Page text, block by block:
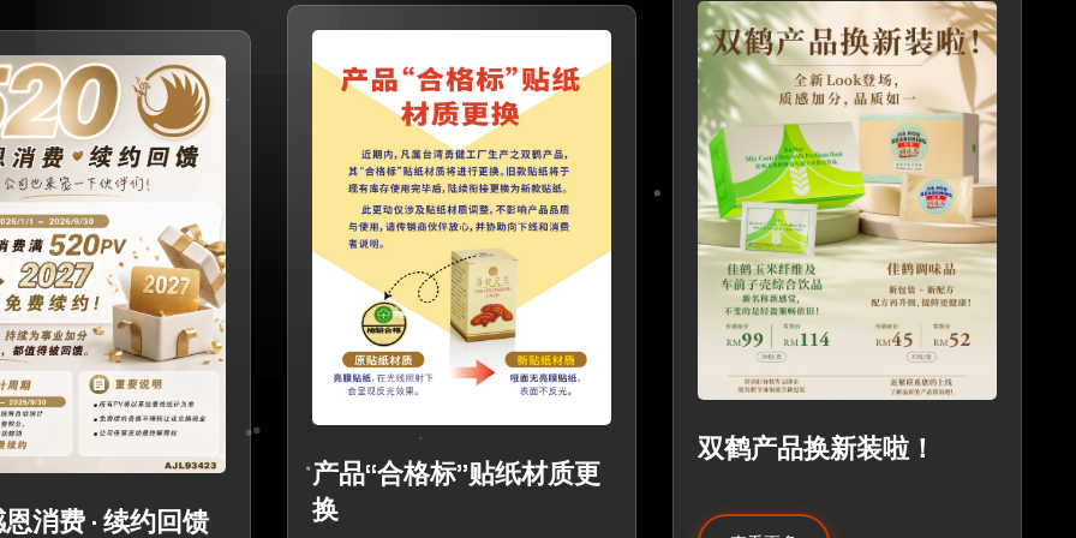
双鹤产品换新装啦！
产品“合格标”贴纸材质更
换
消费 · 续约回馈